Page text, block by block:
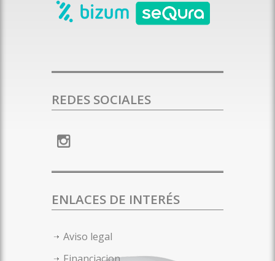
REDES SOCIALES
ENLACES DE INTERÉS
Aviso legal
Financiacion